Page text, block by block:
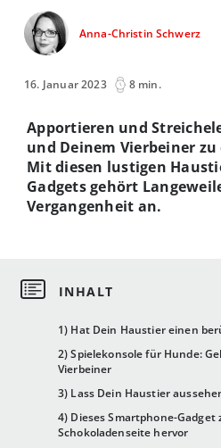
Anna-Christin Schwerz
16. Januar 2023 8 min.
1) Hat Dein Haustier einen
2) Spielekonsole für Hunde:
Vierbeiner
3) Lass Dein Haustier
4) Dieses Smartphone-Gadget
Schokoladenseite hervor
Apportieren und
und Deinem Vierbeiner
Mit diesen lustigen
Gadgets gehört
Vergangenheit an.